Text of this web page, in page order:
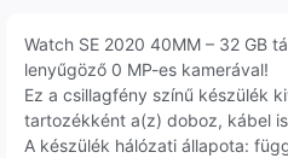
Watch SE 2020 40MM – 32 GB
lenyűgöző 0 MP-es kamerával!
Ez a csillagfény színű készülék
tartozékként a(z) doboz, kábel
A készülék hálózati állapota: